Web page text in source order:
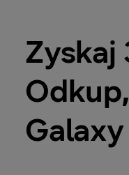
Zyskaj